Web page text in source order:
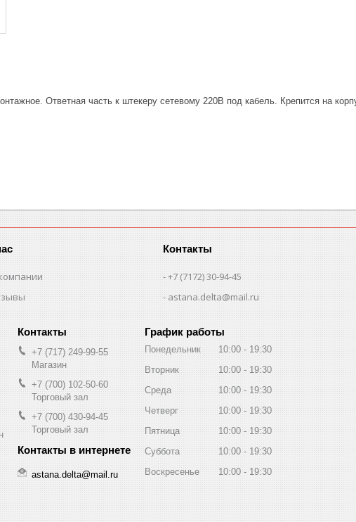
Ответная часть к штекеру сетевому 220В под кабель. Крепится на
Контакты
+7 (7172) 30-94-45
astana.delta@mail.ru
+7 (717) 249-99-55
Магазин
+7 (700) 102-50-60
Торговый зал
+7 (700) 430-94-45
Торговый зал
astana.delta@mail.ru
График работы
Понедельник 10:00
19:30
Вторник
10:00
19:30
Среда
10:00
19:30
Четверг
10:00
19:30
Пятница
10:00
19:30
Суббота
10:00
19:30
Воскресенье
10:00 19:30